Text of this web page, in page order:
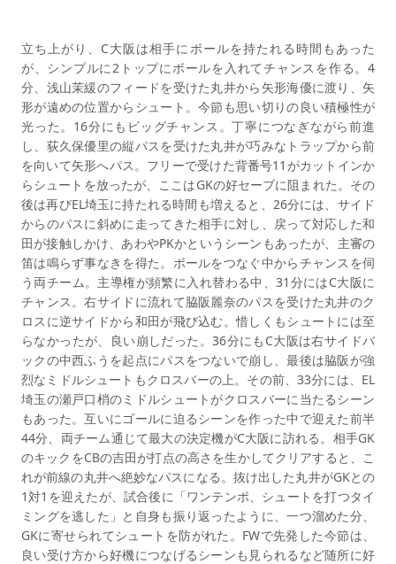
立ち上がり、C大阪は相手にボールを持たれる時間もあった
が、シンプルに2トップにボールを入れてチャンスを作る。4
分、浅山茉緩のフィードを受けた丸井から矢形海優に渡り、矢
形が遠めの位置からシュート。今節も思い切りの良い積極性が
光った。16分にもビッグチャンス。丁寧につなぎながら前進
し、荻久保優里の縦パスを受けた丸井が巧みなトラップから前
を向いて矢形へパス。フリーで受けた背番号11がカットインか
らシュートを放ったが、ここはGKの好セーブに阻まれた。その
後は再びEL埼玉に持たれる時間も増えると、26分には、サイド
からのパスに斜めに走ってきた相手に対し、戻って対応した和
田が接触しかけ、あわやPKかというシーンもあったが、主審の
笛は鳴らず事なきを得た。ボールをつなぐ中からチャンスを伺
う両チーム。主導権が頻繁に入れ替わる中、31分にはC大阪に
チャンス。右サイドに流れて脇阪麗奈のパスを受けた丸井のク
ロスに逆サイドから和田が飛び込む。惜しくもシュートには至
らなかったが、良い崩しだった。36分にもC大阪は右サイドバ
ックの中西ふうを起点にパスをつないで崩し、最後は脇阪が強
烈なミドルシュートもクロスバーの上。その前、33分には、EL
埼玉の瀬戸口梢のミドルシュートがクロスバーに当たるシーン
もあった。互いにゴールに迫るシーンを作った中で迎えた前半
44分、両チーム通じて最大の決定機がC大阪に訪れる。相手GK
のキックをCBの吉田が打点の高さを生かしてクリアすると、こ
れが前線の丸井へ絶妙なパスになる。抜け出した丸井がGKとの
1対1を迎えたが、試合後に「ワンテンポ、シュートを打つタイ
ミングを逃した」と自身も振り返ったように、一つ溜めた分、
GKに寄せられてシュートを防がれた。FWで先発した今節は、
良い受け方から好機につなげるシーンも見られるなど随所に好